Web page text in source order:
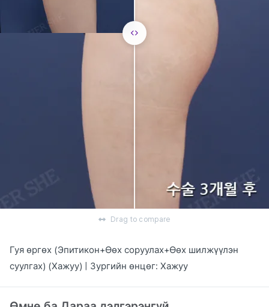
Drag to compare
Гуя өргөх (Эпитикон+Өөх соруулах+Өөх шилжүүлэн
суулгах) (Хажуу) | Зургийн өнцөг: Хажуу